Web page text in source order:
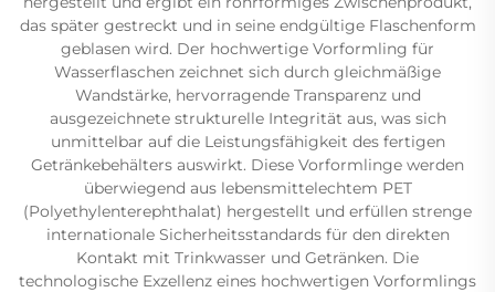
das später gestreckt und in seine endgültige Flaschenform
geblasen wird. Der hochwertige Vorformling für
Wasserflaschen zeichnet sich durch gleichmäßige
Wandstärke, hervorragende Transparenz und
ausgezeichnete strukturelle Integrität aus, was sich
unmittelbar auf die Leistungsfähigkeit des fertigen
Getränkebehälters auswirkt. Diese Vorformlinge werden
überwiegend aus lebensmittelechtem PET
(Polyethylenterephthalat) hergestellt und erfüllen strenge
internationale Sicherheitsstandards für den direkten
Kontakt mit Trinkwasser und Getränken. Die
technologische Exzellenz eines hochwertigen Vorformlings